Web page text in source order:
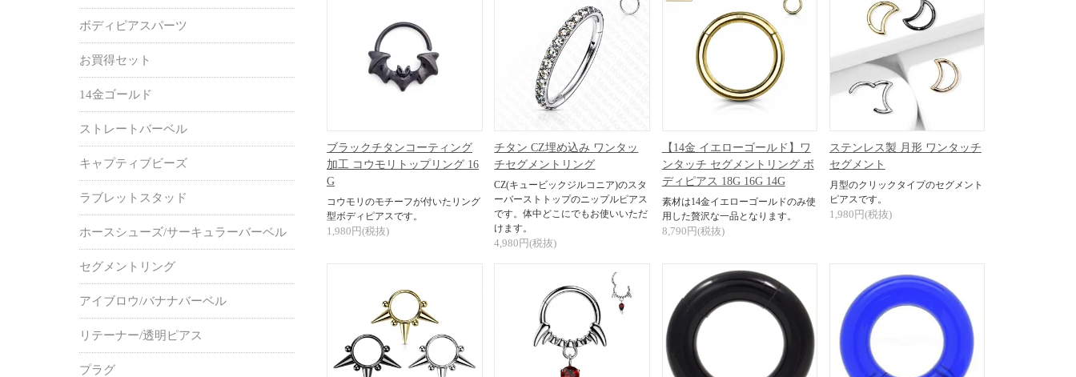
ブラックチタンコーティング
加工 コウモリトップリング 16
G
コウモリのモチーフが付いたリング
型ボディピアスです。
1,980円(税抜)
チタン CZ埋め込み ワンタッ
チセグメントリング
CZ(キュービックジルコニア)のスタ
ーバーストトップのニップルピアス
です。体中どこにでもお使いいただ
けます。
4,980円(税抜)
【14金 イエローゴールド】ワ
ンタッチ セグメントリング ボ
ディピアス 18G 16G 14G
素材は14金イエローゴールドのみ使
用した贅沢な一品となります。
8,790円(税抜)
ステンレス製 月形 ワンタッチ
セグメント
月型のクリックタイプのセグメント
ピアスです。
1,980円(税抜)
ボディピアスパーツ
お買得セット
14金ゴールド
ストレートバーベル
キャプティブビーズ
ラブレットスタッド
ホースシューズ/サーキュラーバーベル
セグメントリング
アイブロウ/バナナバーベル
リテーナー/透明ピアス
プラグ